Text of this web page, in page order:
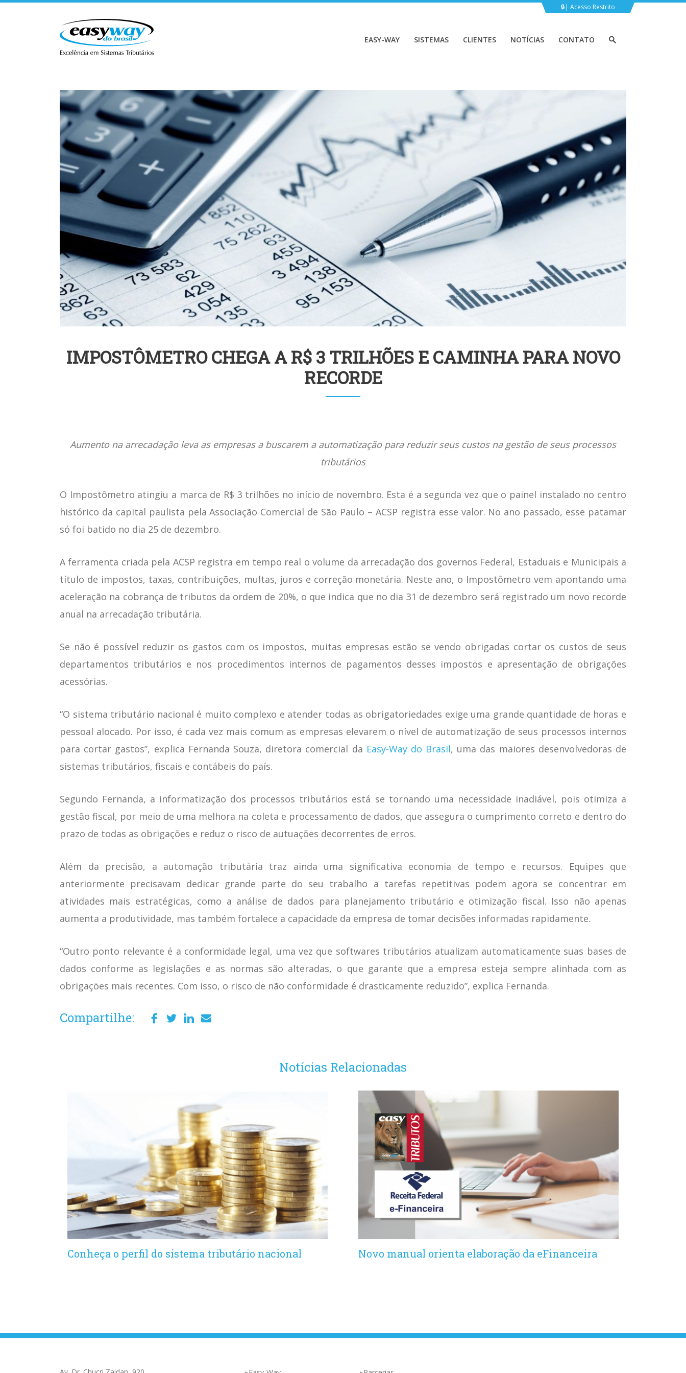
Acesso Restrito
EASY-WAY SISTEMAS CLIENTES NOTÍCIAS CONTATO
IMPOSTÔMETRO CHEGA A R$ 3 TRILHÕES E CAMINHA PARA NOVO
RECORDE
Aumento na arrecadação leva as empresas a buscarem a automatização para reduzir seus custos na gestão de seus processos
tributários
O Impostômetro atingiu a marca de R$ 3 trilhões no início de novembro. Esta é a segunda vez que o painel instalado no centro
histórico da capital paulista pela Associação Comercial de São Paulo – ACSP registra esse valor. No ano passado, esse patamar
só foi batido no dia 25 de dezembro.
A ferramenta criada pela ACSP registra em tempo real o volume da arrecadação dos governos Federal, Estaduais e Municipais a
título de impostos, taxas, contribuições, multas, juros e correção monetária. Neste ano, o Impostômetro vem apontando uma
aceleração na cobrança de tributos da ordem de 20%, o que indica que no dia 31 de dezembro será registrado um novo recorde
anual na arrecadação tributária.
Se não é possível reduzir os gastos com os impostos, muitas empresas estão se vendo obrigadas cortar os custos de seus
departamentos tributários e nos procedimentos internos de pagamentos desses impostos e apresentação de obrigações
acessórias.
“O sistema tributário nacional é muito complexo e atender todas as obrigatoriedades exige uma grande quantidade de horas e
pessoal alocado. Por isso, é cada vez mais comum as empresas elevarem o nível de automatização de seus processos internos
para cortar gastos”, explica Fernanda Souza, diretora comercial da Easy-Way do Brasil, uma das maiores desenvolvedoras de
sistemas tributários, fiscais e contábeis do país.
Segundo Fernanda, a informatização dos processos tributários está se tornando uma necessidade inadiável, pois otimiza a
gestão fiscal, por meio de uma melhora na coleta e processamento de dados, que assegura o cumprimento correto e dentro do
prazo de todas as obrigações e reduz o risco de autuações decorrentes de erros.
Além da precisão, a automação tributária traz ainda uma significativa economia de tempo e recursos. Equipes que
anteriormente precisavam dedicar grande parte do seu trabalho a tarefas repetitivas podem agora se concentrar em
atividades mais estratégicas, como a análise de dados para planejamento tributário e otimização fiscal. Isso não apenas
aumenta a produtividade, mas também fortalece a capacidade da empresa de tomar decisões informadas rapidamente.
“Outro ponto relevante é a conformidade legal, uma vez que softwares tributários atualizam automaticamente suas bases de
dados conforme as legislações e as normas são alteradas, o que garante que a empresa esteja sempre alinhada com as
obrigações mais recentes. Com isso, o risco de não conformidade é drasticamente reduzido”, explica Fernanda.
Compartilhe:
Notícias Relacionadas
Conheça o perfil do sistema tributário nacional Novo manual orienta elaboração da eFinanceira